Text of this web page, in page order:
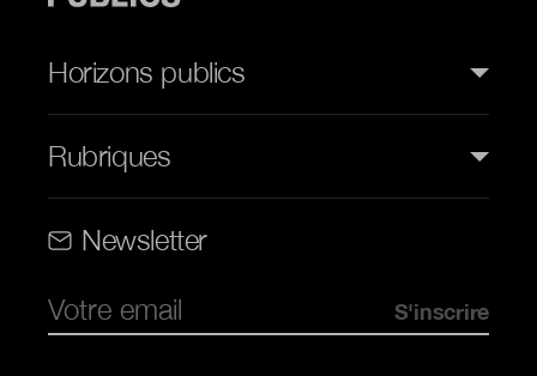
Horizons publics
Rubriques
Newsletter